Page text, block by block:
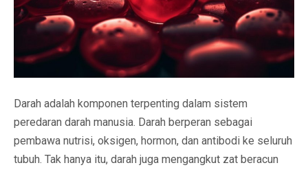
Darah adalah komponen terpenting dalam sistem
peredaran darah manusia. Darah berperan sebagai
pembawa nutrisi, oksigen, hormon, dan antibodi ke seluruh
tubuh. Tak hanya itu, darah juga mengangkut zat beracun